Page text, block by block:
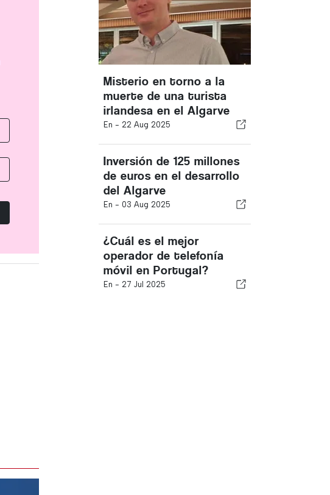
Misterio en torno a la
muerte de una turista
irlandesa en el Algarve
En - 22 Aug 2025
Inversión de 125 millones
de euros en el desarrollo
del Algarve
En - 03 Aug 2025
¿Cuál es el mejor
operador de telefonía
móvil en Portugal?
En - 27 Jul 2025